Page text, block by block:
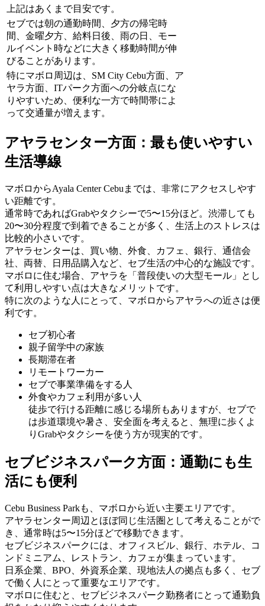
上記はあくまで目安です。
セブでは朝の通勤時間、夕方の帰宅時
間、金曜夕方、給料日後、雨の日、モー
ルイベント時などに大きく移動時間が伸
びることがあります。
特にマボロ周辺は、SM City Cebu方面、ア
ヤラ方面、ITパーク方面への分岐点にな
りやすいため、便利な一方で時間帯によ
って交通量が増えます。
アヤラセンター方面：最も使いやすい
生活導線
マボロからAyala Center Cebuまでは、非常にアクセスしやす
い距離です。
通常時であればGrabやタクシーで5〜15分ほど。渋滞しても
20〜30分程度で到着できることが多く、生活上のストレスは
比較的小さいです。
アヤラセンターは、買い物、外食、カフェ、銀行、通信会
社、両替、日用品購入など、セブ生活の中心的な施設です。
マボロに住む場合、アヤラを「普段使いの大型モール」とし
て利用しやすい点は大きなメリットです。
特に次のような人にとって、マボロからアヤラへの近さは便
利です。
セブ初心者
親子留学中の家族
長期滞在者
リモートワーカー
セブで事業準備をする人
外食やカフェ利用が多い人
徒歩で行ける距離に感じる場所もありますが、セブで
は歩道環境や暑さ、安全面を考えると、無理に歩くよ
りGrabやタクシーを使う方が現実的です。
セブビジネスパーク方面：通勤にも生
活にも便利
Cebu Business Parkも、マボロから近い主要エリアです。
アヤラセンター周辺とほぼ同じ生活圏として考えることがで
き、通常時は5〜15分ほどで移動できます。
セブビジネスパークには、オフィスビル、銀行、ホテル、コ
ンドミニアム、レストラン、カフェが集まっています。
日系企業、BPO、外資系企業、現地法人の拠点も多く、セブ
で働く人にとって重要なエリアです。
マボロに住むと、セブビジネスパーク勤務者にとって通勤負